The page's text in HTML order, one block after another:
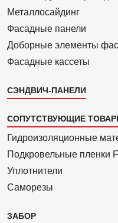
Металло­сайдинг
Фасадные панели
Доборные элементы
Фасадные кассеты
СЭНДВИЧ-ПАНЕЛИ
СОПУТСТВУЮЩИЕ
Гидроизоля­ционные
Подкровель­ные пленки
Уплотнители
Саморезы
ЗАБОР